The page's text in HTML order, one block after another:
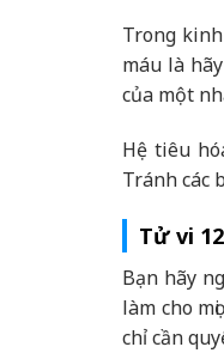
Trong
máu là
của một
Hệ tiêu
Tránh các
Tử vi
Bạn hãy
làm cho
chỉ cần